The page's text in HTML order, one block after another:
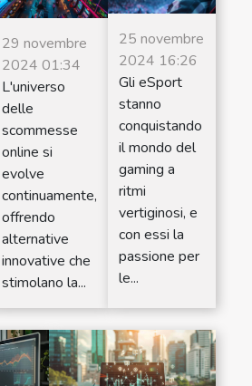
29 novembre
2024 01:34
L'universo
delle
scommesse
online si
evolve
continuamente,
offrendo
alternative
innovative che
stimolano la...
25 novembre
2024 16:26
Gli eSport
stanno
conquistando
il mondo del
gaming a
ritmi
vertiginosi, e
con essi la
passione per
le...